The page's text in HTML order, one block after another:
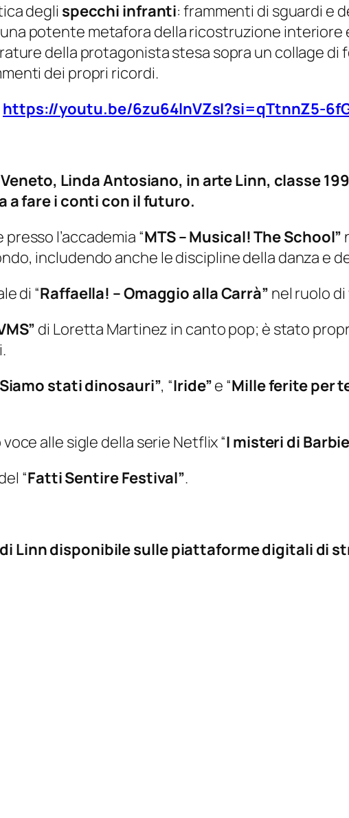
degli specchi infranti: frammenti di sguardi e
potente metafora della ricostruzione interiore
della protagonista stesa sopra un collage
dei propri ricordi.
https://youtu.be/6zu64lnVZsI?si=qTtnnZ5-
Linda Antosiano, in arte Linn, classe
a fare i conti con il futuro.
l’accademia “MTS – Musical! The School”
includendo anche le discipline della danza e
di “Raffaella! – Omaggio alla Carrà” nel ruolo
di Loretta Martinez in canto pop; è stato
Siamo stati dinosauri”, “Iride”e “Mille ferite per
alle sigle della serie Netflix “I misteri di
“Fatti Sentire Festival”.
Linn disponibile sulle piattaforme digitali di